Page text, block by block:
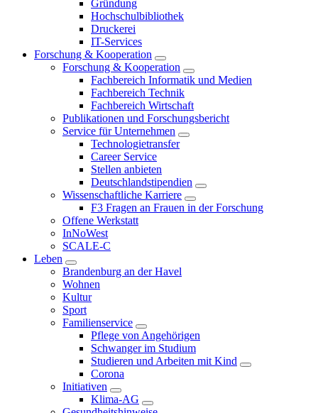
Gründung
Hochschulbibliothek
Druckerei
IT-Services
Forschung & Kooperation
Forschung & Kooperation
Fachbereich Informatik und Medien
Fachbereich Technik
Fachbereich Wirtschaft
Publikationen und Forschungsbericht
Service für Unternehmen
Technologietransfer
Career Service
Stellen anbieten
Deutschlandstipendien
Wissenschaftliche Karriere
F3 Fragen an Frauen in der Forschung
Offene Werkstatt
InNoWest
SCALE-C
Leben
Brandenburg an der Havel
Wohnen
Kultur
Sport
Familienservice
Pflege von Angehörigen
Schwanger im Studium
Studieren und Arbeiten mit Kind
Corona
Initiativen
Klima-AG